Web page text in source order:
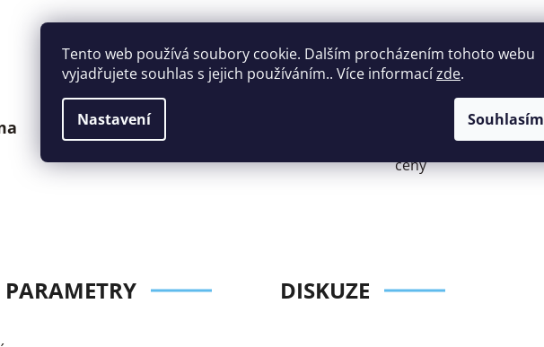
Tento web používá soubory cookie. Dalším procházením tohoto webu
vyjadřujete souhlas s jejich používáním.. Více informacízde.
Nastavení Souhlasím
Perfektní
Široký výběr
nábytku za rozumné
ceny
PARAMETRY DISKUZE